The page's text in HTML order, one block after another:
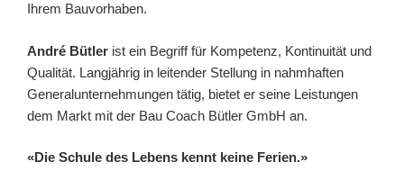
Ihrem Bauvorhaben.
André Bütler ist ein Begriff für Kompetenz, Kontinuität und
Qualität. Langjährig in leitender Stellung in nahmhaften
Generalunternehmungen tätig, bietet er seine Leistungen
dem Markt mit der Bau Coach Bütler GmbH an.
«Die Schule des Lebens kennt keine Ferien.»